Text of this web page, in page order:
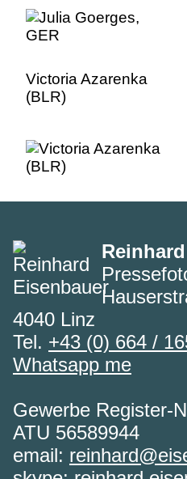
Victoria Azarenka
(BLR)
4040 Linz
Tel. +43 (0) 664 /
Whatsapp me
Gewerbe Register-
ATU 56589944
email: